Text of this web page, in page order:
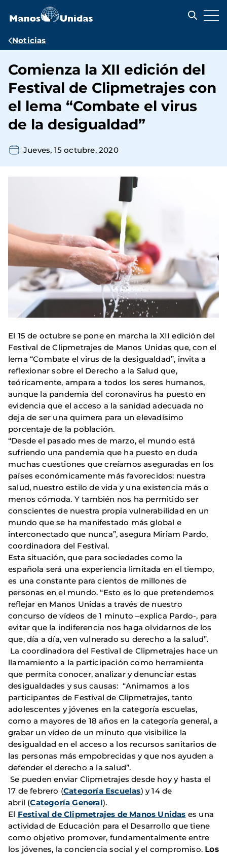
contenido
Ruta
navegación
Noticias
Comienza la XII edición del
Festival de Clipmetrajes con
el lema “Combate el virus
de la desigualdad”
Jueves, 15 octubre, 2020
El 15 de octubre se pone en marcha la XII edición del
Festival de Clipmetrajes de Manos Unidas que, con el
lema “Combate el virus de la desigualdad”, invita a
reflexionar sobre el Derecho a la Salud que,
teóricamente, ampara a todos los seres humanos,
aunque la pandemia del coronavirus ha puesto en
evidencia que el acceso a la sanidad adecuada no
deja de ser una quimera para un elevadísimo
porcentaje de la población.
“Desde el pasado mes de marzo, el mundo está
sufriendo una pandemia que ha puesto en duda
muchas cuestiones que creíamos aseguradas en los
países económicamente más favorecidos: nuestra
salud, nuestro estilo de vida y una existencia más o
menos cómoda. Y también nos ha permitido ser
conscientes de nuestra propia vulnerabilidad en un
mundo que se ha manifestado más global e
interconectado que nunca”, asegura Miriam Pardo,
coordinadora del Festival.
Esta situación, que para sociedades como la
española será una experiencia limitada en el tiempo,
es una constante para cientos de millones de
personas en el mundo. “Esto es lo que pretendemos
reflejar en Manos Unidas a través de nuestro
concurso de vídeos de 1 minuto –explica Pardo-, para
evitar que la indiferencia nos haga olvidarnos de los
que, día a día, ven vulnerado su derecho a la salud”.
La coordinadora del Festival de Clipmetrajes hace un
llamamiento a la participación como herramienta
que permita conocer, analizar y denunciar estas
desigualdades y sus causas: “Animamos a los
participantes de Festival de Clipmetrajes, tanto
adolescentes y jóvenes en la categoría escuelas,
como a mayores de 18 años en la categoría general, a
grabar un vídeo de un minuto que visibilice la
desigualdad en el acceso a los recursos sanitarios de
las personas más empobrecidas y que nos ayuden a
defender el derecho a la salud”.
Se pueden enviar Clipmetrajes desde hoy y hasta el
17 de febrero (Categoría Escuelas) y 14 de
abril (Categoría General).
El Festival de Clipmetrajes de Manos Unidas es una
actividad de Educación para el Desarrollo que tiene
como objetivo promover, fundamentalmente entre
los jóvenes, la conciencia social y el compromiso. Los